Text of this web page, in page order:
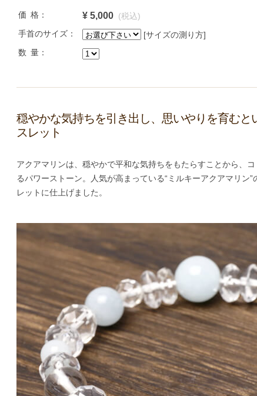
価 格： ¥ 5,000 (税込)
手首のサイズ：
[サイズの測り方]
数 量：
穏やかな気持ちを引き出し、思いやりを育むと
スレット
アクアマリンは、穏やかで平和な気持ちをもたらすことから、
るパワーストーン。人気が高まっている“ミルキーアクアマリン
レットに仕上げました。